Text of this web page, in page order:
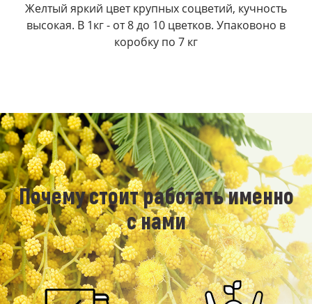
Желтый яркий цвет крупных соцветий, кучность
высокая. В 1кг - от 8 до 10 цветков. Упаковоно в
коробку по 7 кг
Почему стоит работать именно
с нами